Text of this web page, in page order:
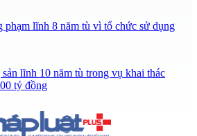
phạm lĩnh 8 năm tù vì tổ chức sử dụng
lĩnh 10 năm tù trong vụ khai thác
tỷ đồng